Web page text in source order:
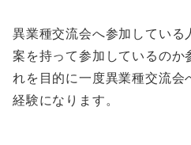
異業種交流会へ参加している
案を持って参加しているのか
れを目的に一度異業種交流会
経験になります。